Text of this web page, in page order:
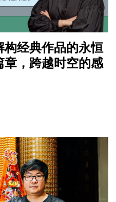
构经典作品的永恒
，跨越时空的感